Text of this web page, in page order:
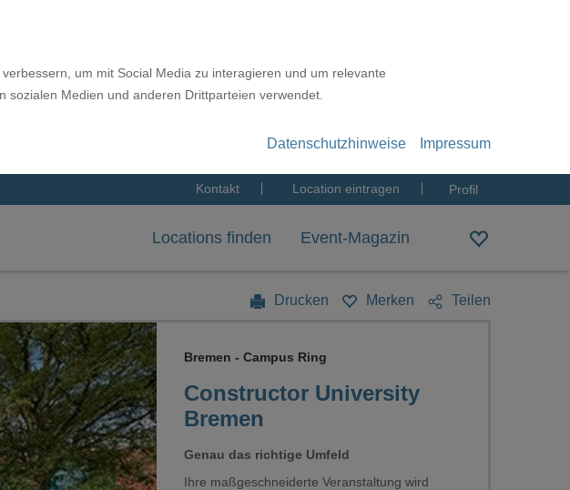
um mit Social Media zu interagieren und um relevante
Medien und anderen Drittparteien verwendet.
Datenschutzhinweise Impressum
Kontakt Location eintragen Profil
Locations finden Event-Magazin
Drucken Merken Teilen
Constructor University
Bremen
Bremen - Campus Ring
Genau das richtige Umfeld
Ihre maßgeschneiderte Veranstaltung wird